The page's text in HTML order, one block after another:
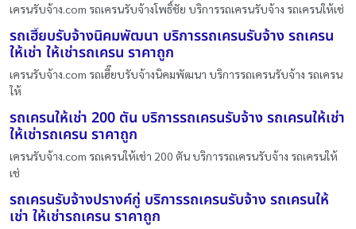
เครนรับจ้าง.com รถเครนรับจ้างโพธิ์ชัย บริการรถเครนรับจ้าง รถเครนให้เช่
รถเฮี๊ยบรับจ้างนิคมพัฒนา บริการรถเครนรับจ้าง รถเครน
ให้เช่า ให้เช่ารถเครน ราคาถูก
เครนรับจ้าง.com รถเฮี๊ยบรับจ้างนิคมพัฒนา บริการรถเครนรับจ้าง รถเครน
ให้
รถเครนให้เช่า 200 ตัน บริการรถเครนรับจ้าง รถเครนให้เช่า
ให้เช่ารถเครน ราคาถูก
เครนรับจ้าง.com รถเครนให้เช่า 200 ตัน บริการรถเครนรับจ้าง รถเครนให้
เช่
รถเครนรับจ้างปรางค์กู่ บริการรถเครนรับจ้าง รถเครนให้
เช่า ให้เช่ารถเครน ราคาถูก